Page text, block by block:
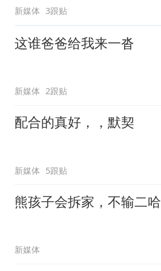
新媒体 3跟贴
这谁爸爸给我来一沓
新媒体 2跟贴
配合的真好，，默契
新媒体 5跟贴
熊孩子会拆家，不输二哈
新媒体